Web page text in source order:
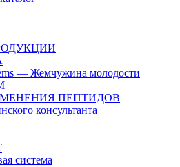
— Жемчужина молодости
ПЕПТИДОВ
консультанта
система